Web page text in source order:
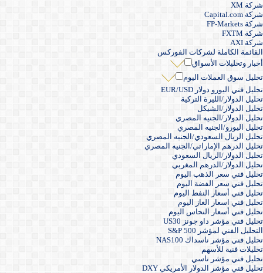
شركة XM
شركة Capital.com
شركة FP-Markets
شركة FXTM
شركة AXI
القائمة الكاملة لشركات الفوركس
أخبار وتحليلات الأسواق
تحليل سوق العملات اليوم
تحليل فني اليورو دولار EUR/USD
تحليل الدولار/الليرة التركية
تحليل الدولار/الشيكل
تحليل الدولار/الجنيه المصري
تحليل اليورو/الجنيه المصري
تحليل الريال السعودي/الجنيه المصري
تحليل الدرهم الإماراتي/الجنيه المصري
تحليل الدولار/الريال السعودي
تحليل الدولار/الدرهم المغربي
تحليل فني سعر الذهب اليوم
تحليل فني سعر الفضة اليوم
تحليل فني أسعار النفط اليوم
تحليل فني اسعار الغاز اليوم
تحليل فني أسعار النحاس اليوم
تحليل فني مؤشر داو جونز US30
التحليل الفني لمؤشر S&P 500
تحليل فني مؤشر ناسداك NAS100
تحليلات فنية للأسهم
تحليل فني مؤشر تاسي
تحليل فني مؤشر الدولار الأمريكي DXY